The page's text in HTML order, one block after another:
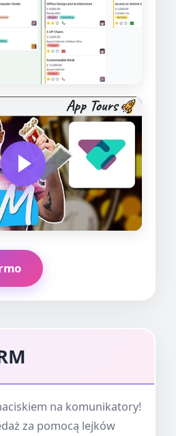
na komunikatory!
za pomocą lejków